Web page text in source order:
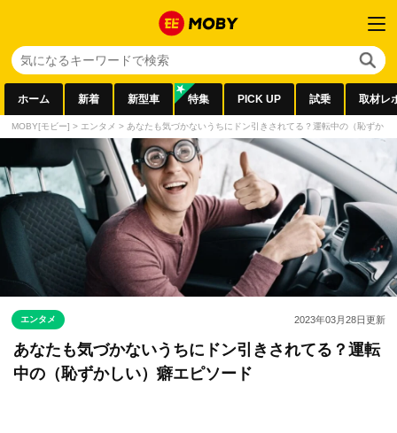
ホーム 新着 新型車 特集 PICK UP 試乗 取材レ
MOBY[モビー] > エンタメ > あなたも気づかないうちにドン引きされてる？運転中の（恥ずかし
エンタメ 2023年03月28日更新
あなたも気づかないうちにドン引きされてる？運転
中の（恥ずかしい）癖エピソード